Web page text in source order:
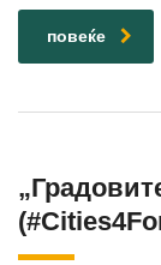
повеќе